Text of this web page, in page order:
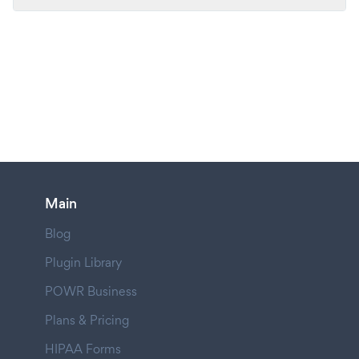
Main
Blog
Plugin Library
POWR Business
Plans & Pricing
HIPAA Forms